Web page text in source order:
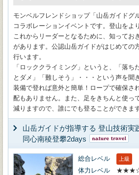
モンベルフレンドショップ「山岳ガイドグ
コラボレーションイベントです。登山をよ
これからリーダーとなるために、知ってお
があります。公認山岳ガイドがはじめての
行います。
「ロッククライミング」というと、「落ち
とダメ」「難しそう」・・・という声を聞
装備で登れば意外と簡単！ロープで確保さ
配もありません。また、足をきちんと使っ
減りますので、誰にでも登ることができます
山岳ガイドが指導する 登山技術実
同心南稜登攀2days
総合レベル 上級
体力レベル